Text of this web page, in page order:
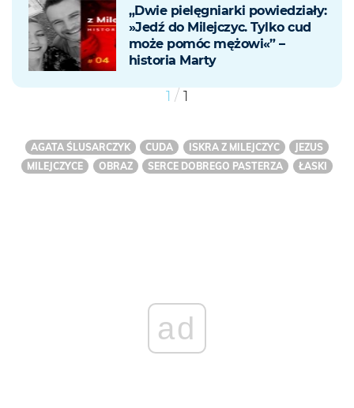
„Dwie pielęgniarki powiedziały:
»Jedź do Milejczyc. Tylko cud
może pomóc mężowi«” –
historia Marty
1 / 1
AGATA ŚLUSARCZYK CUDA ISKRA Z MILEJCZYC
JEZUS
MILEJCZYCE
OBRAZ SERCE DOBREGO PASTERZA ŁASKI
ad